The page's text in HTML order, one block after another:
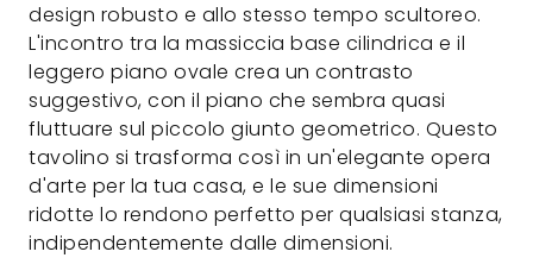
design robusto e allo stesso tempo scultoreo.
L'incontro tra la massiccia base cilindrica e il
leggero piano ovale crea un contrasto
suggestivo, con il piano che sembra quasi
fluttuare sul piccolo giunto geometrico. Questo
tavolino si trasforma così in un'elegante opera
d'arte per la tua casa, e le sue dimensioni
ridotte lo rendono perfetto per qualsiasi stanza,
indipendentemente dalle dimensioni.